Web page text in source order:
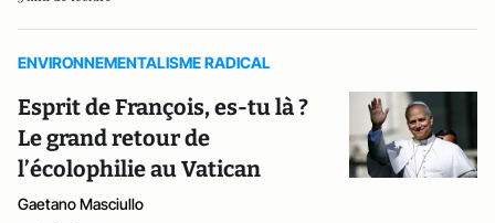
ENVIRONNEMENTALISME RADICAL
Esprit de François, es-tu là ?
Le grand retour de
l’écolophilie au Vatican
Gaetano Masciullo